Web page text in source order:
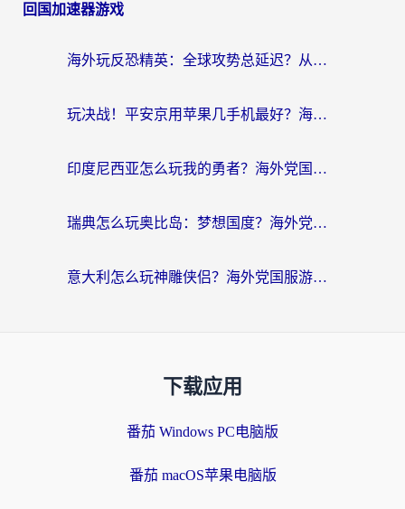
回国加速器游戏
海外玩反恐精英：全球攻势总延迟？从瑞典玩神武4到外国玩黎明觉醒，选对加速器才是关键！
玩决战！平安京用苹果几手机最好？海外党必看的设备+加速器双攻略
印度尼西亚怎么玩我的勇者？海外党国服游戏加速避坑指南（附实况五行师解决方案）
瑞典怎么玩奥比岛：梦想国度？海外党亲测有效的国服游戏加速全攻略
意大利怎么玩神雕侠侣？海外党国服游戏加速终极指南（附欧洲玩王者王国保卫战4不卡技巧）
下载应用
番茄 Windows PC电脑版
番茄 macOS苹果电脑版